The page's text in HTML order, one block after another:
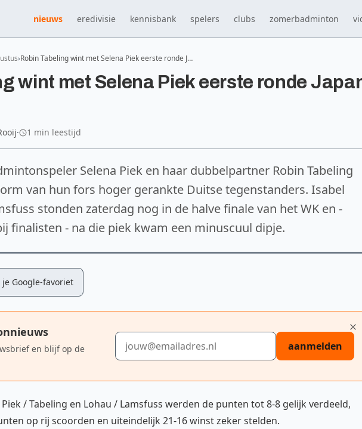
nieuws eredivisie kennisbank spelers clubs zomerbadminton
Robin Tabeling wint met Selena Piek eerste ronde J…
wint met Selena Piek eerste ronde
· 1 min leestijd
Selena Piek en haar dubbelpartner Robin Tabeling
van hun fors hoger gerankte Duitse tegenstanders. Isabel
stonden zaterdag nog in de halve finale van het WK en -
finalisten - na die piek kwam een minuscuul dipje.
Google-favoriet
en blijf op de
E-mailadres
aanmelden
/ Tabeling en Lohau / Lamsfuss werden de punten tot 8-8 gelijk verdeeld,
op rij scoorden en uiteindelijk 21-16 winst zeker stelden.